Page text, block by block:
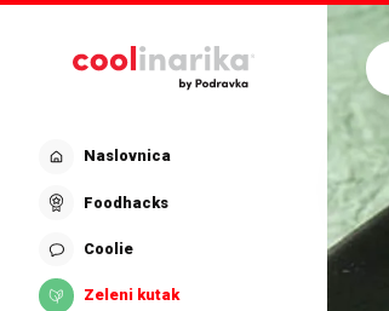
Naslovnica
Foodhacks
Coolie
Zeleni kutak